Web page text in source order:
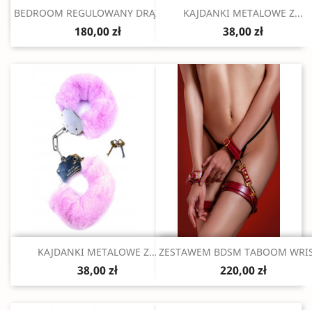
 Szybki podgląd
BEDROOM REGULOWANY DRĄŻEK...
180,00 zł
Szybki podgląd
KAJDANKI METALOWE Z...
38,00 zł
Szybki podgląd
KAJDANKI METALOWE Z...
38,00 zł
Szybki podgląd
ZESTAWEM BDSM TABOOM
220,00 zł